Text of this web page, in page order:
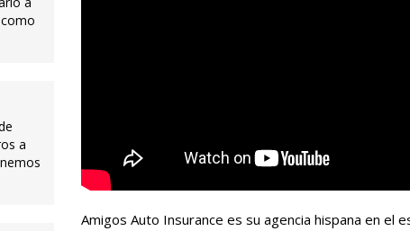
a
Amigos Auto Insurance es su agencia hispana en el